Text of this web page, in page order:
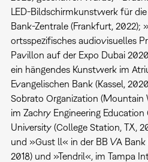
LED-Bildschirmkunstwerk für
Bank-Zentrale (Frankfurt, 2022);
ortsspezifisches audiovisuelles
Pavillon auf der Expo Dubai
ein hängendes Kunstwerk im
Evangelischen Bank (Kassel,
Sobrato Organization (Mountain
im Zachry Engineering
University (College Station, TX,
und »Gust ll« in der BB VA
2018) und »Tendril«, im Tampa